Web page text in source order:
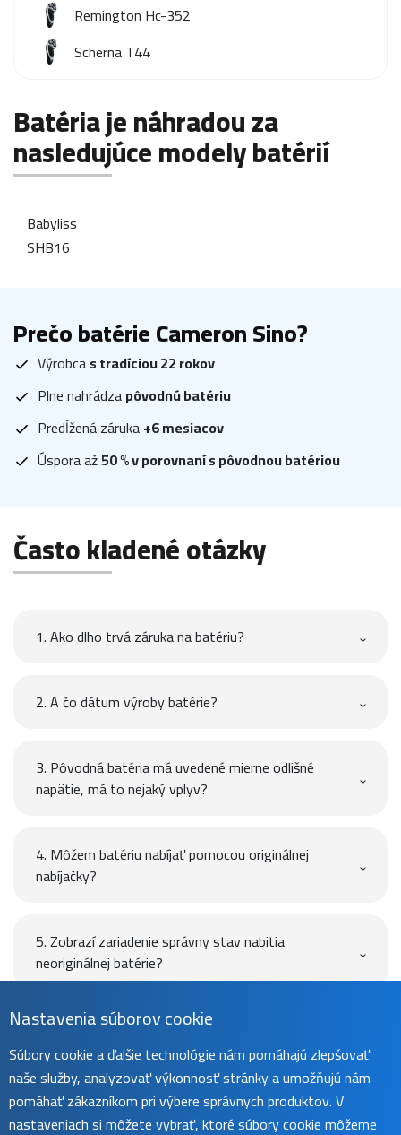
Remington Hc-352
Scherna T44
Batéria je náhradou za
nasledujúce modely batérií
Babyliss
SHB16
Prečo batérie Cameron Sino?
Výrobcas tradíciou 22 rokov
Plne nahrádzapôvodnú batériu
Predĺžená záruka+6 mesiacov
Úspora až50 % v porovnaní s pôvodnou batériou
Často kladené otázky
1. Ako dlho trvá záruka na batériu?
2. A čo dátum výroby batérie?
3. Pôvodná batéria má uvedené mierne odlišné
napätie, má to nejaký vplyv?
4. Môžem batériu nabíjať pomocou originálnej
nabíjačky?
5. Zobrazí zariadenie správny stav nabitia
neoriginálnej batérie?
Návod
Uživatelský manuál nájdete natejto stránke.
Nastavenia súborov cookie
Súbory cookie a ďalšie technológie nám pomáhajú zlepšovať
naše služby, analyzovať výkonnosť stránky a umožňujú nám
pomáhať zákazníkom pri výbere správnych produktov. V
nastaveniach si môžete vybrať, ktoré súbory cookie môžeme